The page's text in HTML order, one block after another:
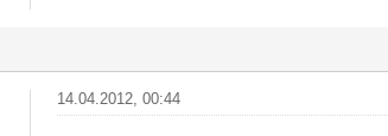
14.04.2012, 00:44